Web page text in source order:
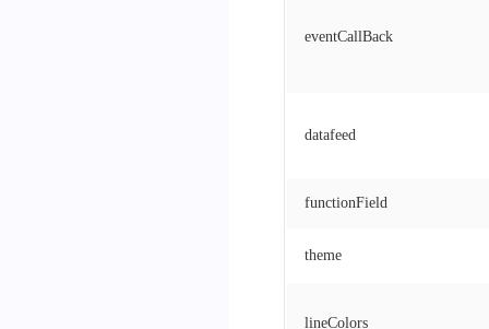
eventCallBack
datafeed
functionField
theme
lineColors